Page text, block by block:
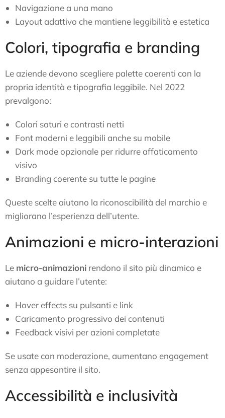
Navigazione a una mano
Layout adattivo che mantiene leggibilità e estetica
Colori, tipografia e branding
Le aziende devono scegliere palette coerenti con la
propria identità e tipografia leggibile. Nel 2022
prevalgono:
Colori saturi e contrasti netti
Font moderni e leggibili anche su mobile
Dark mode opzionale per ridurre affaticamento
visivo
Branding coerente su tutte le pagine
Queste scelte aiutano la riconoscibilità del marchio e
migliorano l’esperienza dell’utente.
Animazioni e micro-interazioni
Le micro-animazioni rendono il sito più dinamico e
aiutano a guidare l’utente:
Hover effects su pulsanti e link
Caricamento progressivo dei contenuti
Feedback visivi per azioni completate
Se usate con moderazione, aumentano engagement
senza appesantire il sito.
Accessibilità e inclusività